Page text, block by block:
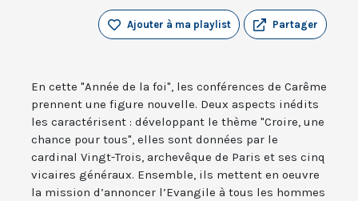
Partager
Ajouter à ma playlist
En cette "Année de la foi", les conférences de Carême
prennent une figure nouvelle. Deux aspects inédits
les caractérisent : développant le thème "Croire, une
chance pour tous", elles sont données par le
cardinal Vingt-Trois, archevêque de Paris et ses cinq
vicaires généraux. Ensemble, ils mettent en oeuvre
la mission d’annoncer l’Evangile à tous les hommes